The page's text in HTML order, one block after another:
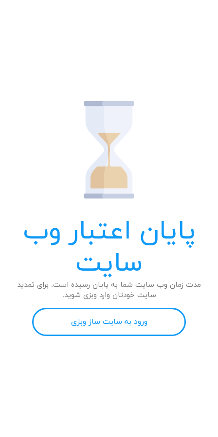
پایان اعتبار وب
سایت
مدت زمان وب سایت شما به پایان رسیده است. برای تمدید
سایت خودتان وارد وبزی شوید.
ورود به سایت ساز وبزی